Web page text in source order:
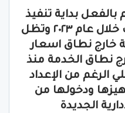
بداية تنفيذ
فعالياته منذ عام ونصف خلال عام ٢٠٢٣ وتظل
خارج نطاق اسعار
نطاق الخدمة منذ
الرغم من الإعداد
ودخولها من
الجديدة